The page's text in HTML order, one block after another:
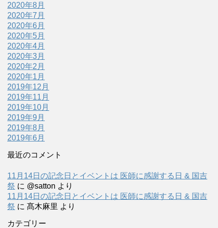
2020年8月
2020年7月
2020年6月
2020年5月
2020年4月
2020年3月
2020年2月
2020年1月
2019年12月
2019年11月
2019年10月
2019年9月
2019年8月
2019年6月
最近のコメント
11月14日の記念日とイベントは 医師に感謝する日 & 国吉
祭 に @satton より
11月14日の記念日とイベントは 医師に感謝する日 & 国吉
祭 に 髙木麻里 より
カテゴリー